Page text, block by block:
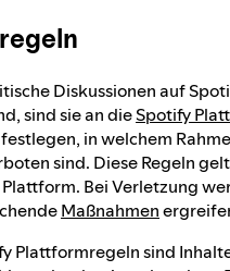
Diskussionen auf
sind sie an dieSpotify
in welchem
sind. Diese Regeln
Bei Verletzung
Maßnahmen
Plattformregeln sind